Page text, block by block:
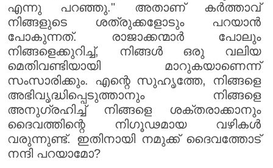
എന്നു പറഞ്ഞു." അതാണ് കർത്താവ്
നിങ്ങളുടെ ശത്രുക്കളോടും പറയാൻ
പോകുന്നത്. രാജാക്കന്മാർ പോലും
നിങ്ങളെക്കുറിച്ച്, നിങ്ങൾ ഒരു വലിയ
മെതിവണ്ടിയായി മാറുകയാണെന്ന്
സംസാരിക്കും. എന്റെ സുഹൃത്തേ, നിങ്ങളെ
അഭിവൃദ്ധിപ്പെടുത്താനും നിങ്ങളെ
അനുഗ്രഹിച്ച് നിങ്ങളെ ശക്തരാക്കാനും
ദൈവത്തിന്റെ നിഗൂഢമായ വഴികൾ
വരുന്നുണ്ട്. ഇതിനായി നമുക്ക് ദൈവത്തോട്
നന്ദി പറയാമോ?